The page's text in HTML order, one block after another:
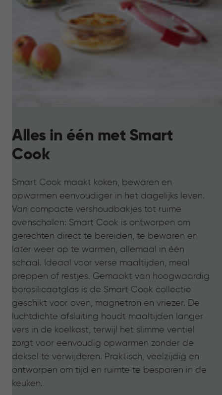
Alles in één met Smart
Cook
Smart Cook maakt koken, bewaren en
opwarmen eenvoudiger in het dagelijks leven.
Van compacte vershoudbakjes tot ruime
ovenschalen: Smart Cook is ontworpen om
gerechten direct te bereiden, te bewaren en
later weer op te warmen, allemaal in één
schaal. Ideaal voor verse maaltijden, meal
preppen of restjes. Gemaakt van hoogwaardig
borosilicaatglas is de Smart Cook collectie
geschikt voor oven, magnetron en vriezer. De
luchtdichte afsluiting houdt maaltijden langer
vers in de koelkast, terwijl het slimme ventiel
zorgt voor eenvoudig opwarmen zonder de
deksel te verwijderen. Praktisch, veelzijdig en
ontworpen om tijd en ruimte te besparen in de
keuken.